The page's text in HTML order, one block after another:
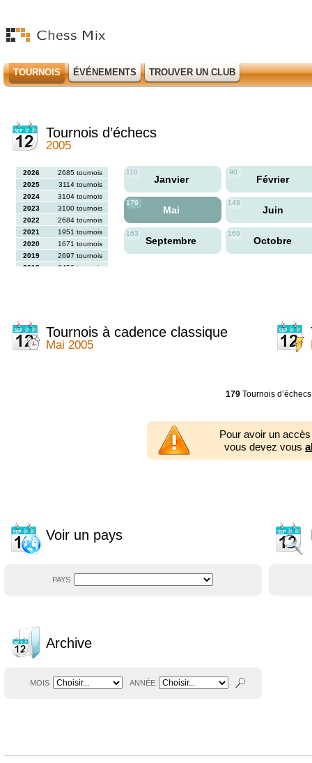
TOURNOIS ÉVÉNEMENTS TROUVER UN CLUB
Tournois d’échecs
2005
2026
2685 tournois
2025
3114 tournois
2024
3104 tournois
2023
3100 tournois
2022
2684 tournois
2021
1951 tournois
2020
1671 tournois
2019
2697 tournois
2018
2456 tournois
2013
2353 tournois
2012
2556 tournois
2011
2671 tournois
110
Janvier
90
Février
179
Mai
148
Juin
163
Septembre
169
Octobre
Tournois à cadence classique
Mai 2005
179 Tournois d’échecs
Pour avoir un
vous devez vous
Voir un pays
PAYS
Archive
MOIS ANNÉE